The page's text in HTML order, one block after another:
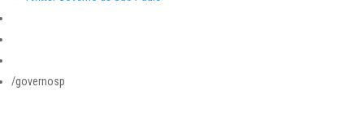
/governosp